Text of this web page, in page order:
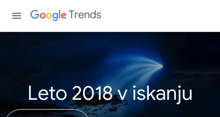
Trends
Leto 2018 v iskanju